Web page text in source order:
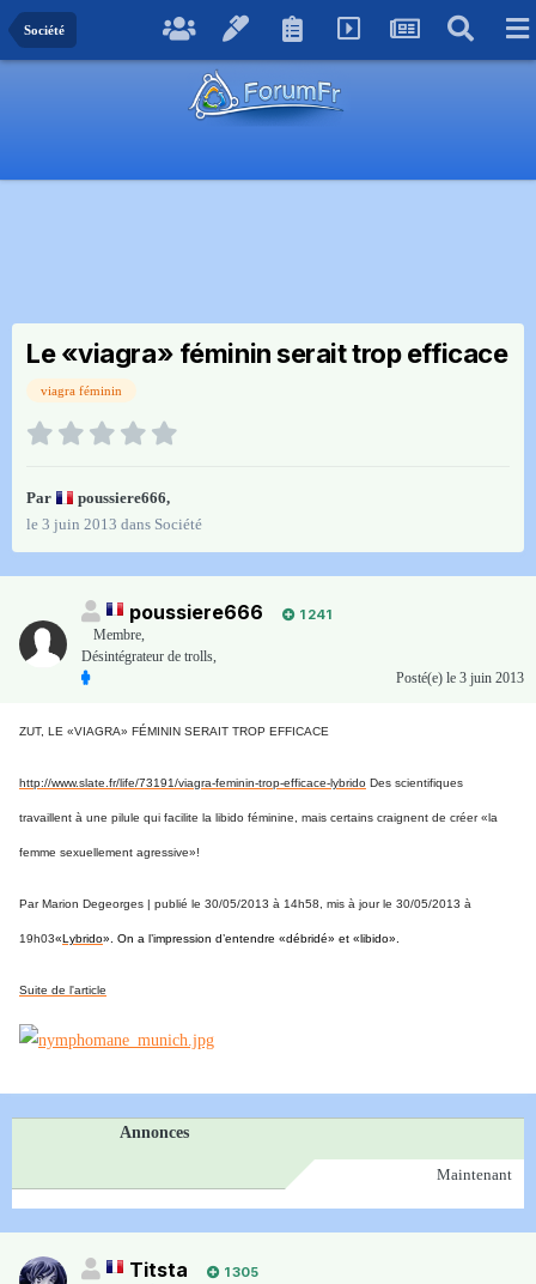
Société
Le «viagra» féminin serait trop efficace
viagra féminin
Par poussiere666,
le 3 juin 2013 dans Société
poussiere666
1 241
Membre,
Désintégrateur de trolls,
Posté(e) le 3 juin 2013
ZUT, LE «VIAGRA» FÉMININ SERAIT TROP EFFICACE
http://www.slate.fr/life/73191/viagra-feminin-trop-efficace-lybrido Des scientifiques
travaillent à une pilule qui facilite la libido féminine, mais certains craignent de créer «la
femme sexuellement agressive»!
Par Marion Degeorges | publié le 30/05/2013 à 14h58, mis à jour le 30/05/2013 à
19h03«Lybrido». On a l’impression d’entendre «débridé» et «libido».
Suite de l'article
Annonces
Maintenant
Titsta
1 305